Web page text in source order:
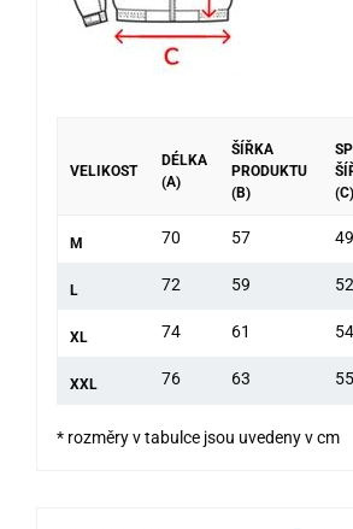
VELIKOST
DÉLKA
(A)
ŠÍŘKA
PRODUKTU
(B)
(C)
M 70 57 49
L 72 59 52
XL 74 61 54
XXL 76 63 55
* rozměry v tabulce jsou uvedeny v cm